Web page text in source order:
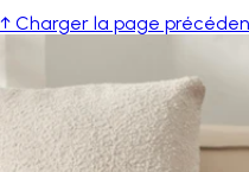
↑ Charger la page